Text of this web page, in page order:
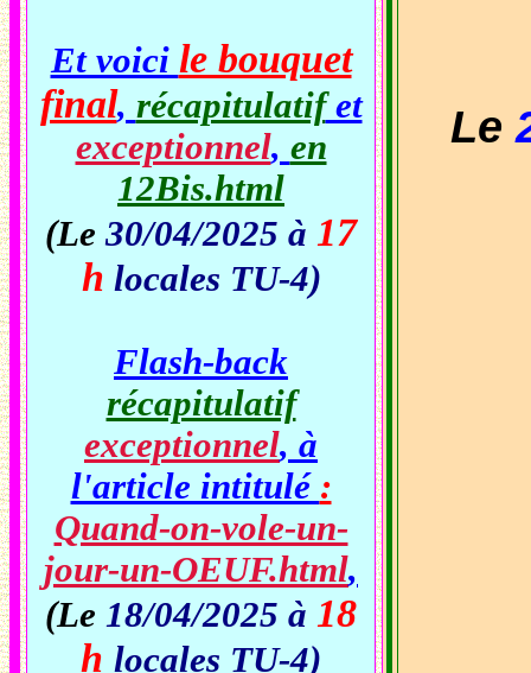
Et voici le bouquet
final, récapitulatifet
exceptionnel, en
12Bis.html
(Le30/04/2025 à 17
h locales TU-4)
Flash-back
récapitulatif
exceptionnel, à
l'article intitulé :
Quand-on-vole-un-
jour-un-OEUF.html,
(Le 18/04/2025 à 18
h locales TU-4)
Le